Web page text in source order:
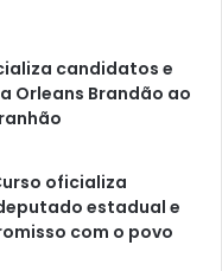
candidatos e
Orleans Brandão ao
oficializa
estadual e
com o povo